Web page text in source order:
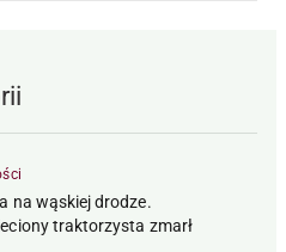
na wąskiej drodze.
traktorzysta zmarł